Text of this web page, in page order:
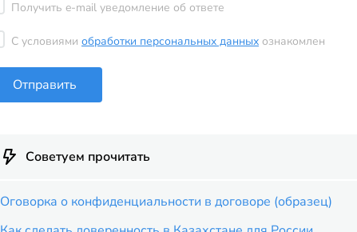
Получить e-mail уведомление об ответе
С условиями обработки персональных данных ознакомлен
Отправить
Советуем прочитать
Оговорка о конфиденциальности в договоре (образец)